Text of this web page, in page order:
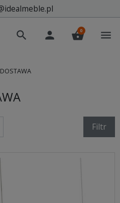
search person shopping_basket
0 menu
Filtr